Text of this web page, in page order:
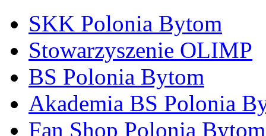
SKK Polonia Bytom
Stowarzyszenie OLIMP
BS Polonia Bytom
Akademia BS Polonia
Fan Shop Polonia Bytom